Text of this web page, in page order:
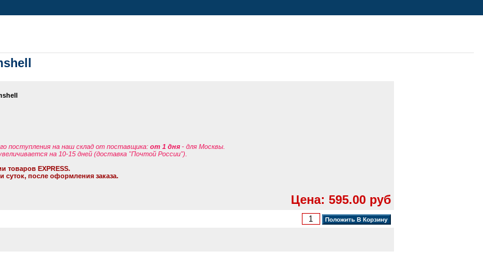
поступления на наш склад от поставщика: от 1 дня- для Москвы.
на 10-15 дней (доставка "Почтой России").
товаров EXPRESS.
суток, после оформления заказа.
Цена: 595.00 руб